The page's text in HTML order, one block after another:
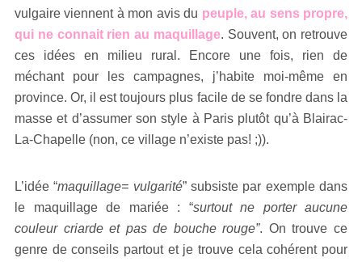
vulgaire viennent à mon avis du peuple, au sens propre,
qui ne connait rien au maquillage. Souvent, on retrouve
ces idées en milieu rural. Encore une fois, rien de
méchant pour les campagnes, j’habite moi-même en
province. Or, il est toujours plus facile de se fondre dans la
masse et d’assumer son style à Paris plutôt qu’à Blairac-
La-Chapelle (non, ce village n’existe pas! ;)).
L’idée “maquillage= vulgarité” subsiste par exemple dans
le maquillage de mariée : “surtout ne porter aucune
couleur criarde et pas de bouche rouge”. On trouve ce
genre de conseils partout et je trouve cela cohérent pour